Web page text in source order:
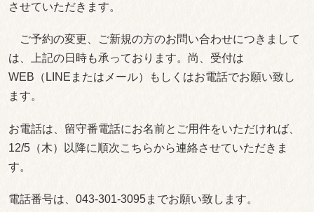
させていただきます。
ご予約の変更、ご新規の方のお問い合わせにつきまして
は、上記の日時も承っております。尚、受付は
WEB（LINEまたはメール）もしくはお電話でお願い致し
ます。
お電話は、留守番電話にお名前とご用件をいただければ、
12/5（木）以降に順次こちらから連絡させていただきま
す。
電話番号は、043-301-3095までお願い致します。